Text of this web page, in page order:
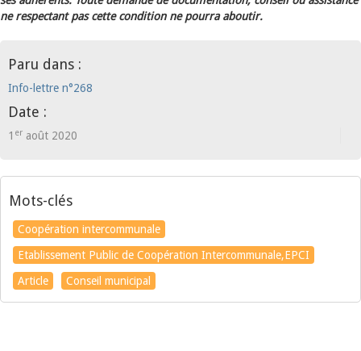
ne respectant pas cette condition ne pourra aboutir.
Paru dans :
Info-lettre n°268
Date :
1 er août 2020
Mots-clés
Coopération intercommunale
Etablissement Public de Coopération Intercommunale,EPCI
Article
Conseil municipal